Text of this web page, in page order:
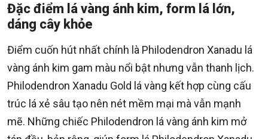
Đặc điểm lá vàng ánh kim, form lá lớn,
dáng cây khỏe
Điểm cuốn hút nhất chính là Philodendron Xanadu lá
vàng ánh kim gam màu nổi bật nhưng vẫn thanh lịch.
Philodendron Xanadu Gold lá vàng kết hợp cùng cấu
trúc lá xẻ sâu tạo nên nét mềm mại mà vẫn mạnh
mẽ. Những chiếc Philodendron lá vàng ánh kim mở